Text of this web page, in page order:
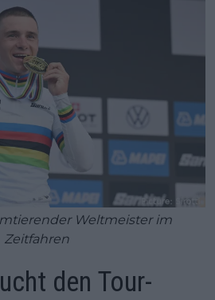
Weltmeister im
Zeitfahren
den Tour-